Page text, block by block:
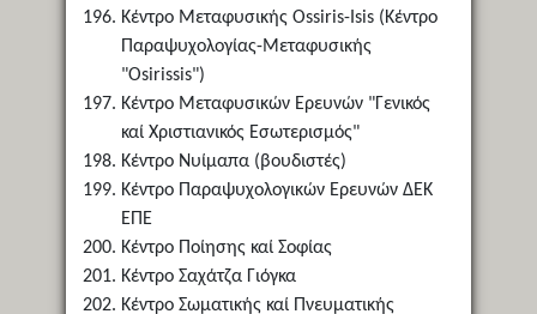
Κέντρο Μεταφυσικής Ossiris-Isis (Κέντρο
Παραψυχολογίας-Μεταφυσικής
"Osirissis")
Κέντρο Μεταφυσικών Ερευνών "Γενικός
καί Χριστιανικός Εσωτερισμός"
Κέντρο Νυίμαπα (βουδιστές)
Κέντρο Παραψυχολογικών Ερευνών ΔΕΚ
ΕΠΕ
Κέντρο Ποίησης καί Σοφίας
Κέντρο Σαχάτζα Γιόγκα
Κέντρο Σωματικής καί Πνευματικής